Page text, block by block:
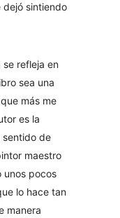
dejó sintiendo
se refleja en
sea una
más me
es la
sentido de
maestro
unos pocos
lo hace tan
manera